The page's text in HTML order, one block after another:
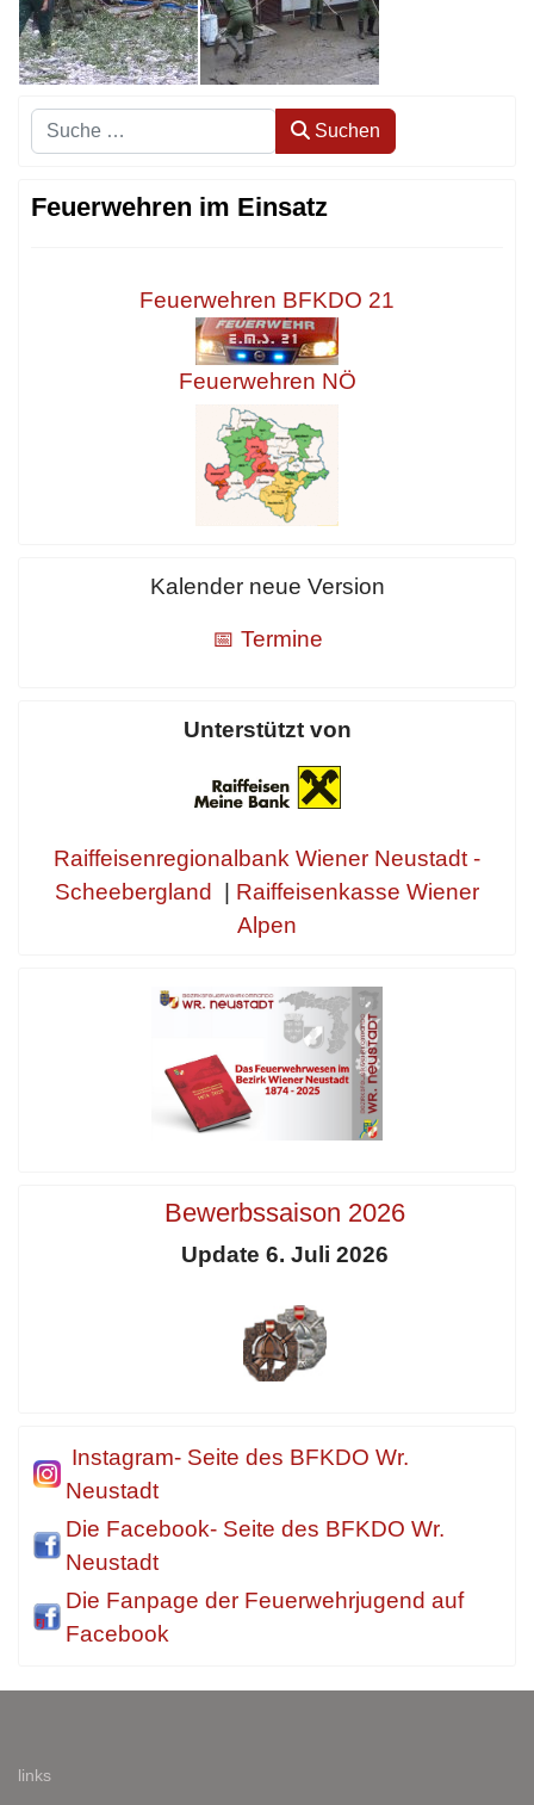
Suchen Suchen
Feuerwehren im Einsatz
Feuerwehren BFKDO 21
Feuerwehren NÖ
Kalender neue Version
📅 Termine
Unterstützt von
Raiffeisenregionalbank Wiener Neustadt -
Scheebergland | Raiffeisenkasse Wiener
Alpen
Bewerbssaison 2026
Update 6. Juli 2026
Instagram- Seite des BFKDO Wr.
Neustadt
Die Facebook- Seite des BFKDO Wr.
Neustadt
Die Fanpage der Feuerwehrjugend auf
Facebook
links